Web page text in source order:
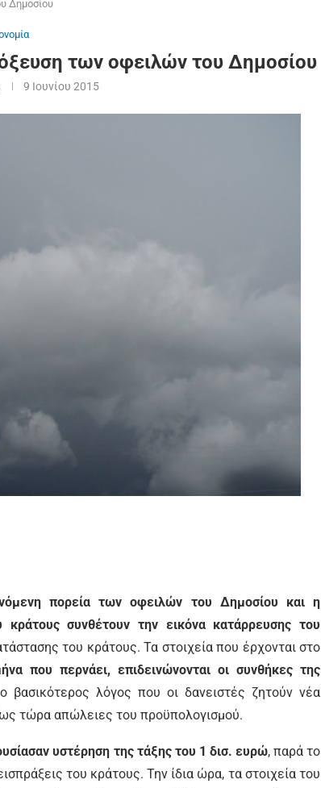
Δημοσίου
των οφειλών του Δημοσίου
9 Ιουνίου 2015
πορεία των οφειλών του Δημοσίου και η
συνθέτουν την εικόνα κατάρρευσης του
του κράτους. Τα στοιχεία που έρχονται στο
που περνάει, επιδεινώνονται οι συνθήκες της
βασικότερος λόγος που οι δανειστές ζητούν νέα
τώρα απώλειες του προϋπολογισμού.
υστέρηση της τάξης του 1 δισ. ευρώ, παρά το
του κράτους. Την ίδια ώρα, τα στοιχεία του